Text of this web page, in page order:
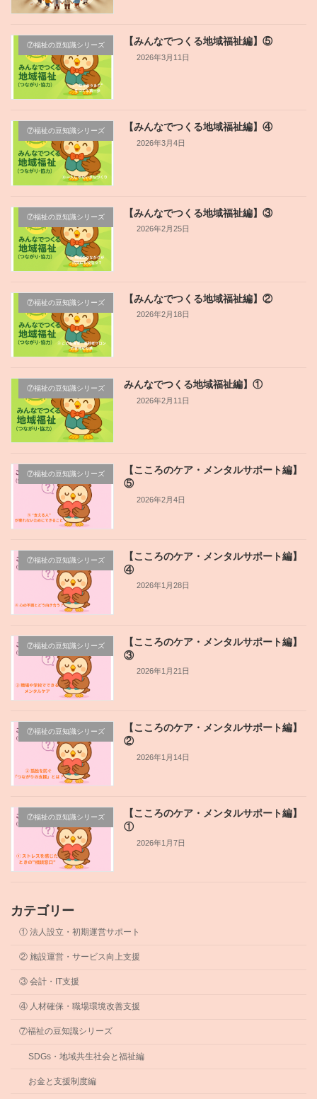
⑦福祉の豆知識シリーズ 【みんなでつくる地域福祉編】⑤
2026年3月11日
⑦福祉の豆知識シリーズ 【みんなでつくる地域福祉編】④
2026年3月4日
⑦福祉の豆知識シリーズ 【みんなでつくる地域福祉編】③
2026年2月25日
⑦福祉の豆知識シリーズ 【みんなでつくる地域福祉編】②
2026年2月18日
⑦福祉の豆知識シリーズ みんなでつくる地域福祉編】①
2026年2月11日
⑦福祉の豆知識シリーズ
【こころのケア・メンタルサポート編】
⑤
2026年2月4日
⑦福祉の豆知識シリーズ
【こころのケア・メンタルサポート編】
④
2026年1月28日
⑦福祉の豆知識シリーズ
【こころのケア・メンタルサポート編】
③
2026年1月21日
⑦福祉の豆知識シリーズ
【こころのケア・メンタルサポート編】
②
2026年1月14日
⑦福祉の豆知識シリーズ
【こころのケア・メンタルサポート編】
①
2026年1月7日
カテゴリー
① 法人設立・初期運営サポート
② 施設運営・サービス向上支援
③ 会計・IT支援
④ 人材確保・職場環境改善支援
⑦福祉の豆知識シリーズ
SDGs・地域共生社会と福祉編
お金と支援制度編